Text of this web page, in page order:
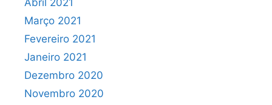
Abril 2021
Março 2021
Fevereiro 2021
Janeiro 2021
Dezembro 2020
Novembro 2020